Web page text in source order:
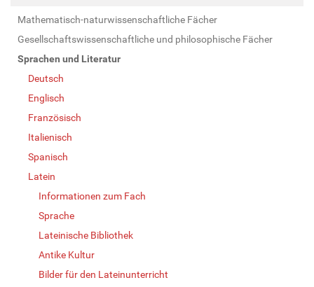
Mathematisch-naturwissenschaftliche Fächer
Gesellschaftswissenschaftliche und philosophische Fächer
Sprachen und Literatur
Deutsch
Englisch
Französisch
Italienisch
Spanisch
Latein
Informationen zum Fach
Sprache
Lateinische Bibliothek
Antike Kultur
Bilder für den Lateinunterricht